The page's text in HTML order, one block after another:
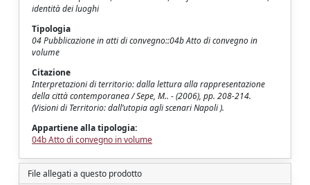
identità dei luoghi
Tipologia
04 Pubblicazione in atti di convegno::04b Atto di convegno in
volume
Citazione
Interpretazioni di territorio: dalla lettura alla rappresentazione
della città contemporanea / Sepe, M.. - (2006), pp. 208-214.
(Visioni di Territorio: dall’utopia agli scenari Napoli ).
Appartiene alla tipologia:
04b Atto di convegno in volume
File allegati a questo prodotto